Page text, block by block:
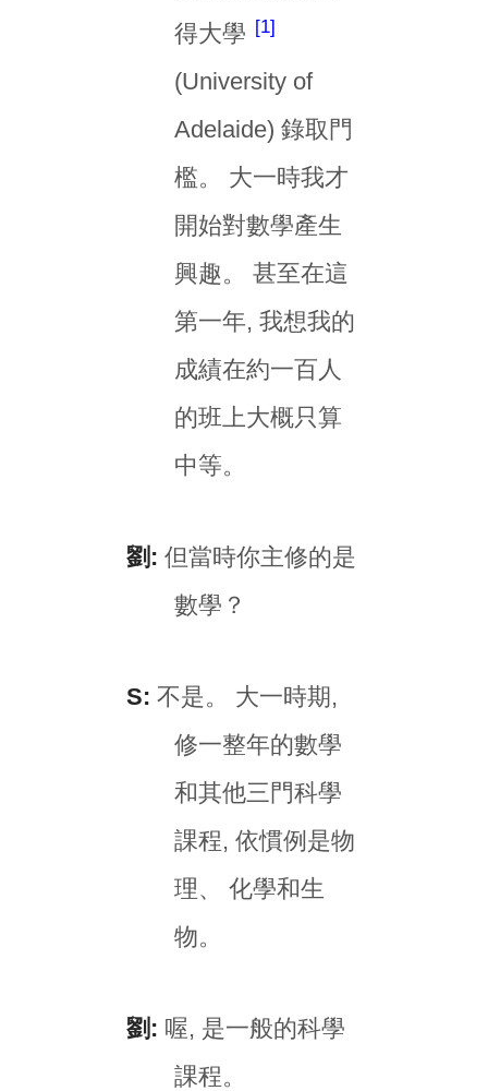
得大學
1
(University of
Adelaide) 錄取門
檻。 大一時我才
開始對數學產生
興趣。 甚至在這
第一年, 我想我的
成績在約一百人
的班上大概只算
中等。
劉: 但當時你主修的是
數學？
S: 不是。 大一時期,
修一整年的數學
和其他三門科學
課程, 依慣例是物
理、 化學和生
物。
劉: 喔, 是一般的科學
課程。